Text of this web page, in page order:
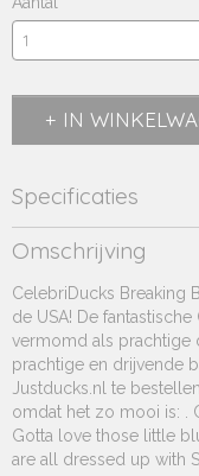
IN
Specificaties
Productcode
N111-12350
Productcode
JD
Afmetingen (l,b,h)
10 x 10 x 10 cm
Omschrijving
CelebriDucks Breaking
de USA! De
vermomd als prachtige
prachtige en drijvende
Justducks.nl te
omdat het zo mooi is: .
Gotta love those little
are all dressed up with